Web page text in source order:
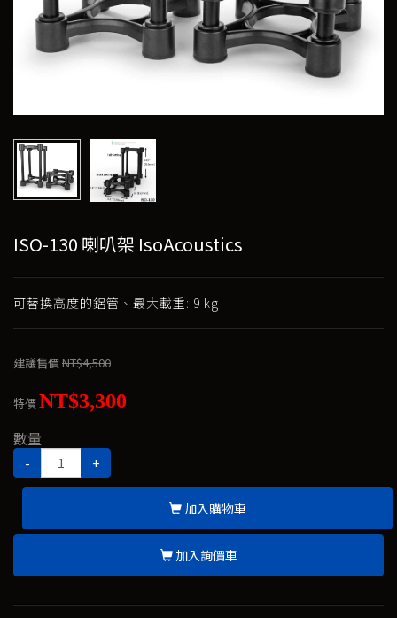
ISO-130 喇叭架 IsoAcoustics
可替換高度的鋁管、最大載重: 9 kg
建議售價NT$4,500
特價NT$3,300
數量
- +
加入購物車
加入詢價車